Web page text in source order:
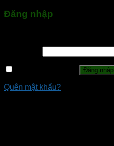
Đăng nhập
Đăng nhập
Quên mật khẩu?